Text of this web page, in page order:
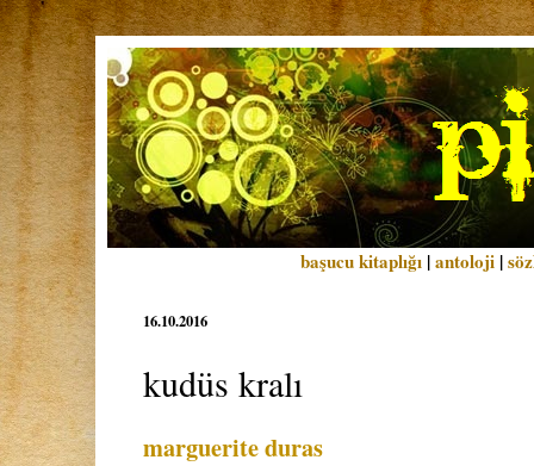
başucu kitaplığı |antoloji |
16.10.2016
kudüs kralı
marguerite duras